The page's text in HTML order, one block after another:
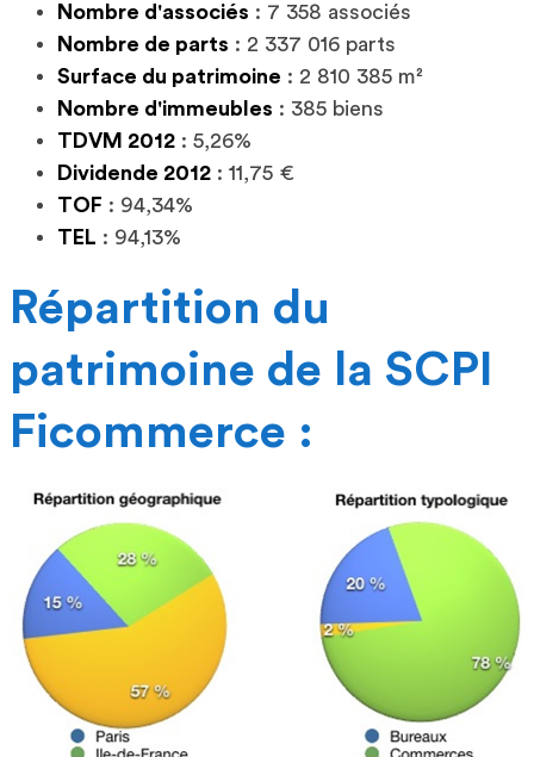
Nombre d'associés : 7 358 associés
Nombre de parts : 2 337 016 parts
Surface du patrimoine : 2 810 385 m²
Nombre d'immeubles : 385 biens
TDVM 2012: 5,26%
Dividende 2012: 11,75 €
TOF : 94,34%
TEL : 94,13%
Répartition du
patrimoine de la SCPI
Ficommerce :